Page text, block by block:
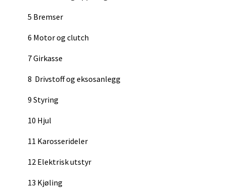
5 Bremser
6 Motor og clutch
7 Girkasse
8 Drivstoff og eksosanlegg
9 Styring
10 Hjul
11 Karosserideler
12 Elektrisk utstyr
13 Kjøling